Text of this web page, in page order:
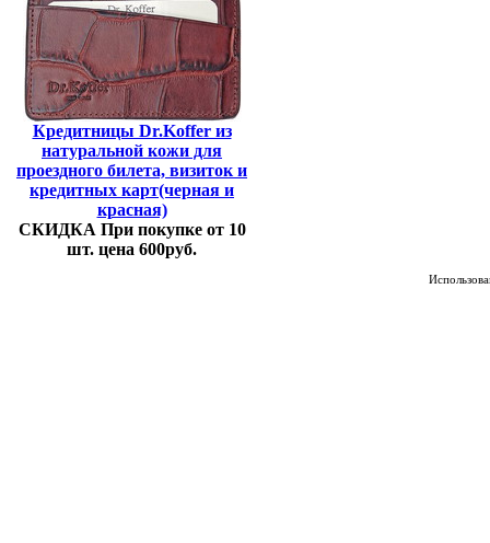
Кредитницы Dr.Koffer из
натуральной кожи для
проездного билета, визиток и
кредитных карт(черная и
красная)
СКИДКА При покупке от 10
шт. цена 600руб.